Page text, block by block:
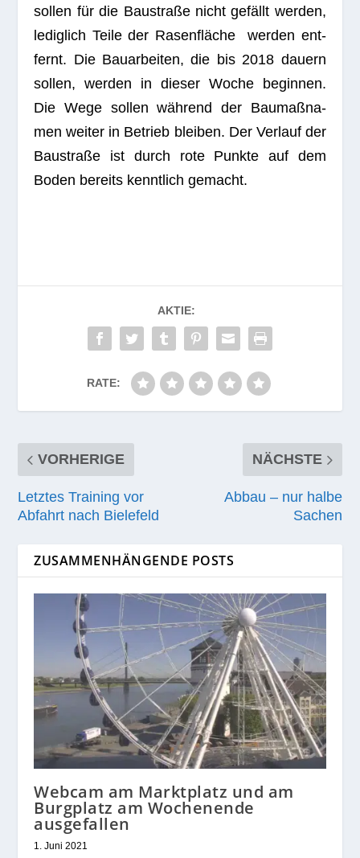
sol­len für die Bau­straße nicht gefällt wer­den,
ledig­lich Teile der Rasen­flä­che wer­den ent­
fernt. Die Bau­ar­bei­ten, die bis 2018 dau­ern
sol­len, wer­den in die­ser Woche begin­nen.
Die Wege sol­len wäh­rend der Bau­maß­na­
men wei­ter in Betrieb blei­ben. Der Ver­lauf der
Bau­straße ist durch rote Punkte auf dem
Boden bereits kennt­lich gemacht.
AKTIE:
RATE:
VORHERIGE
Letztes Training vor
Abfahrt nach Bielefeld
NÄCHSTE
Abbau – nur halbe
Sachen
ZUSAMMENHÄNGENDE POSTS
Webcam am Marktplatz und am
Burgplatz am Wochenende
ausgefallen
1. Juni 2021